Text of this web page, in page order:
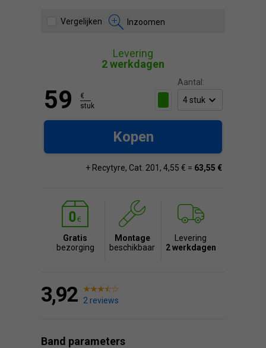
Vergelijken Inzoomen
Levering
2 werkdagen
Aantal:
59
€
stuk
Kopen
+ Recytyre, Cat. 201, 4,55 € = 63,55 €
Gratis
bezorging
Montage
beschikbaar
Levering
2 werkdagen
3,92 2 reviews
Band parameters